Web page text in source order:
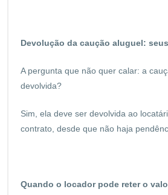
Devolução da caução aluguel:
A pergunta que não quer calar: a
devolvida?
Sim, ela deve ser devolvida ao
contrato, desde que não haja
Quando o locador pode reter o